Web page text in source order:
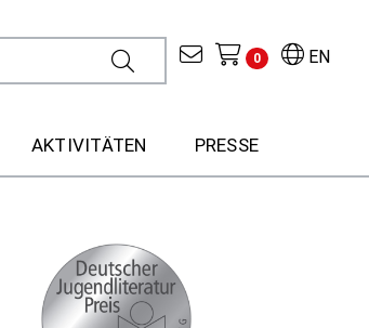
EN
0
AKTIVITÄTEN PRESSE